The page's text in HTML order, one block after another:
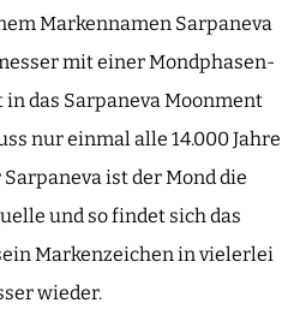
Markennamen Sarpaneva
mit einer Mondphasen-
das Sarpaneva Moonment
nur einmal alle 14.000 Jahre
ist der Mond die
und so findet sich das
Markenzeichen in vielerlei
wieder.